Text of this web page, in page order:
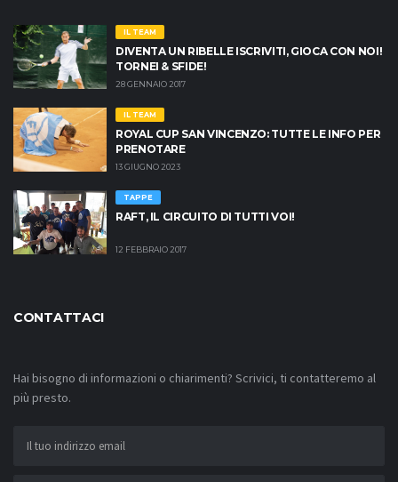
IL TEAM
DIVENTA UN RIBELLE ISCRIVITI, GIOCA CON NOI!
TORNEI & SFIDE!
28 GENNAIO 2017
IL TEAM
ROYAL CUP SAN VINCENZO: TUTTE LE INFO PER
PRENOTARE
13 GIUGNO 2023
TAPPE
RAFT, IL CIRCUITO DI TUTTI VOI!
12 FEBBRAIO 2017
CONTATTACI
Hai bisogno di informazioni o chiarimenti? Scrivici, ti contatteremo al
più presto.